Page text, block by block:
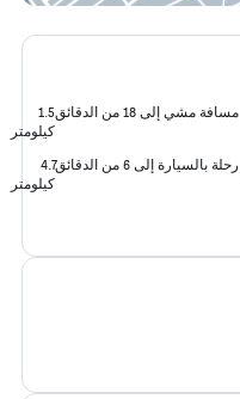
مسافة مشي إلى 18 من الدقائق
1.5
كيلومتر
رحلة بالسيارة إلى 6 من الدقائق
4.7
كيلومتر